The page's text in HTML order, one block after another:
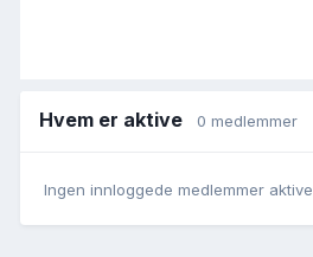
Hvem er aktive 0 medlemmer
Ingen innloggede medlemmer aktive